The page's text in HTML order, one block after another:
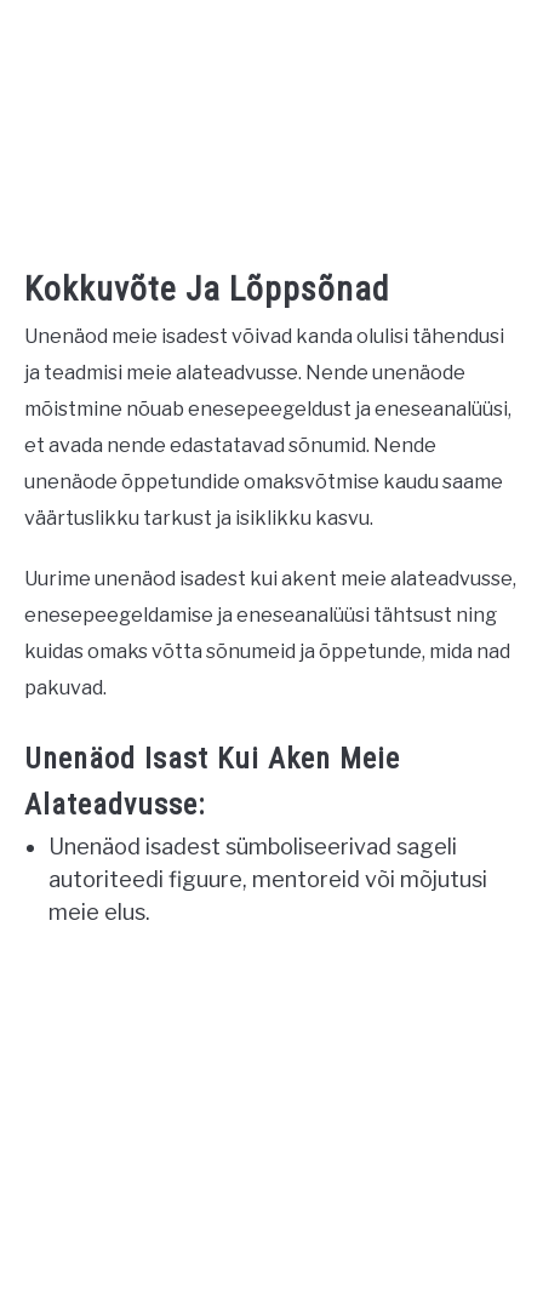
Kokkuvõte Ja Lõppsõnad
Unenäod meie isadest võivad kanda olulisi tähendusi
ja teadmisi meie alateadvusse. Nende unenäode
mõistmine nõuab enesepeegeldust ja eneseanalüüsi,
et avada nende edastatavad sõnumid. Nende
unenäode õppetundide omaksvõtmise kaudu saame
väärtuslikku tarkust ja isiklikku kasvu.
Uurime unenäod isadest kui akent meie alateadvusse,
enesepeegeldamise ja eneseanalüüsi tähtsust ning
kuidas omaks võtta sõnumeid ja õppetunde, mida nad
pakuvad.
Unenäod Isast Kui Aken Meie
Alateadvusse:
Unenäod isadest sümboliseerivad sageli
autoriteedi figuure, mentoreid või mõjutusi
meie elus.